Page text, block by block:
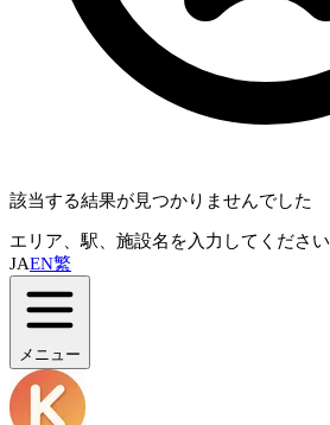
該当する結果が見つかりませんでした
エリア、駅、施設名を入力してください
JAEN繁
メニュー